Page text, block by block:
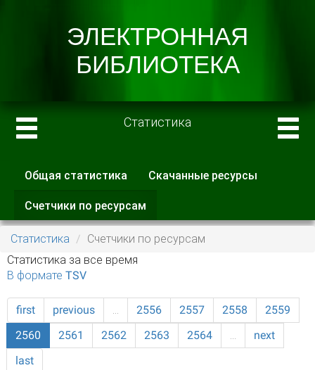
Статистика
Главные вкладки
Общая статистика Скачанные ресурсы
Счетчики по ресурсам
вкладка)
Статистика
Счетчики по ресурсам
Статистика за все время
В формате TSV
first previous … 2556 2557 2558
2559
2560
2561 2562 2563 2564 …
next
last